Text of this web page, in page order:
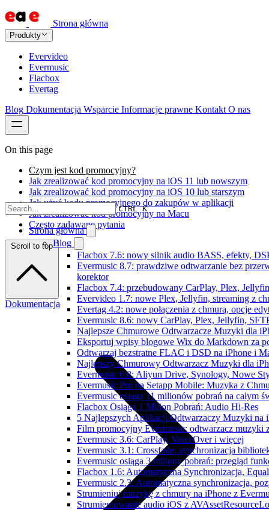
Strona główna
Produkty
Evervideo
Evermusic
Flacbox
Evertag
Blog Dokumentacja Wsparcie Informacje prawne Kontakt O nas
CTRL K
Strona główna
Blog
Flacbox 7.6: nowy silnik audio BASS, efekty,
Evermusic 8.7: prawdziwe odtwarzanie bez
korektor
Flacbox 7.4: przebudowany CarPlay, Plex,
Evervideo 1.7: nowe Plex, Jellyfin, streaming z
Evertag 4.2: nowe połączenia z chmurą, opcje
Evermusic 8.6: nowy CarPlay, Plex, Jellyfin,
Najlepsze Chmurowe Odtwarzacze Muzyki dla
Eksportuj wpisy blogowe Wix do Markdown za
Odtwarzaj bezstratne FLAC i DSD na iPhone i
Najlepszy Chmurowy Odtwarzacz Muzyki dla
Evermusic 6.8: Aliyun Drive, Synology, Nowe
Evermusic Pro na Setapp Mobile: Muzyka z
Evermusic osiąga 11 milionów pobrań na całym
Flacbox Osiąga 1 Milion Pobrań: Audio Hi-Res
5 Najlepszych Aplikacji Odtwarzaczy Muzyki na
Film promocyjny Evermusic: odtwarzacz muzyki
Evermusic 3.6: CarPlay, VoiceOver i więcej
Evermusic 3.1: Crossfade, synchronizacja
Evermusic osiąga 3 miliony pobrań: przegląd
Flacbox 1.6: Automatyczna Synchronizacja,
Evermusic 2.3: Automatyczna synchronizacja,
Strumieniuj muzykę z chmury na iPhone z
Strumieniowanie audio iOS z
On this page
Czym jest kod promocyjny?
Jak zrealizować kod promocyjny na iOS 11 lub nowszym
Jak zrealizować kod promocyjny na iOS 10 lub starszym
Jak użyć kodu promocyjnego do zakupów w aplikacji
Jak zrealizować kod promocyjny na Macu
Często zadawane pytania
Scroll to top
Dokumentacja